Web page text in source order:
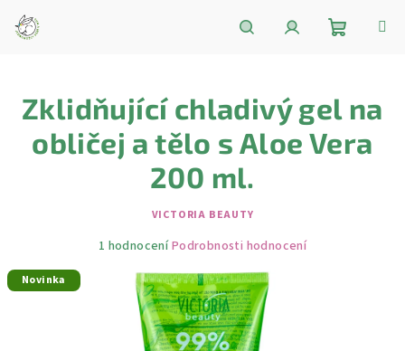
obsah
košík
Zklidňující chladivý gel na
obličej a tělo s Aloe Vera
200 ml.
VICTORIA BEAUTY
Průměrné
produktu
1 hodnoceníPodrobnosti hodnocení
Novinka